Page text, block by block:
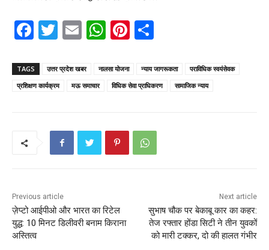
F
c
e
T
itt
er
E
ai
l
W
a
ts
p
p
Pi
er
e
ar
e
TAGS उत्तर प्रदेश खबर नालसा योजना न्याय जागरूकता
पराविधिक स्वयंसेवक
प्रशिक्षण कार्यक्रम
मऊ समाचार विधिक सेवा प्राधिकरण सामाजिक न्याय
Previous article
ज़ेप्टो आईपीओ और भारत का रिटेल
युद्ध: 10 मिनट डिलीवरी बनाम किराना
अस्तित्व
Next article
सुभाष चौक पर बेकाबू कार का कहर:
तेज रफ्तार होंडा सिटी ने तीन युवकों
को मारी टक्कर, दो की हालत गंभीर